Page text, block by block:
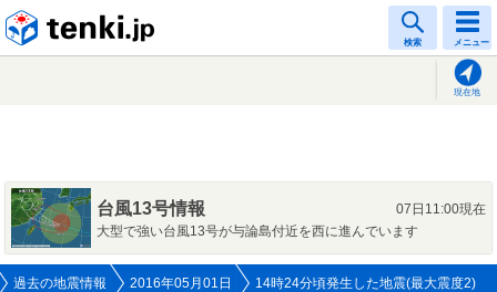
検索 メニュー
現在地
台風13号情報
07日11:00現在
大型で強い台風13号が与論島付近を西に進んでいます
過去の地震情報 2016年05月01日 14時24分頃発生した地震(最大震度2)